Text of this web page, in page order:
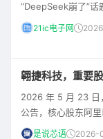
“DeepSeek崩了”话
时遭遇“服务器繁忙
响。 据悉，这已是
考等高负载功能
21ic电子网
翱捷科技，重要
2026 年 5 月 23 日
公告，核心股东阿
络”）拟在未来三个
是说芯语 2026-